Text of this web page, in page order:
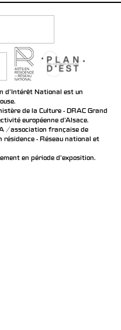
d’Intérêt National est un
de la Culture - DRAC Grand
européenne d’Alsace.
/ association française de
- Réseau national et
en période d'exposition.